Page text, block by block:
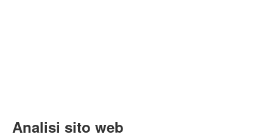
Analisi sito web